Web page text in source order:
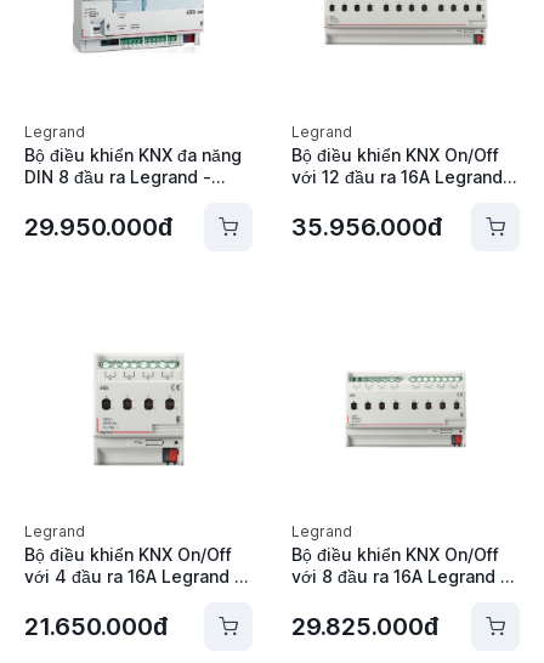
Legrand
Bộ điều khiển KNX đa năng
DIN 8 đầu ra Legrand -
29.950.000đ
Legrand
Bộ điều khiển KNX On/Off
với 12 đầu ra 16A Legrand -
35.956.000đ
Legrand
Bộ điều khiển KNX On/Off
với 4 đầu ra 16A Legrand -
21.650.000đ
Legrand
Bộ điều khiển KNX On/Off
với 8 đầu ra 16A Legrand -
29.825.000đ